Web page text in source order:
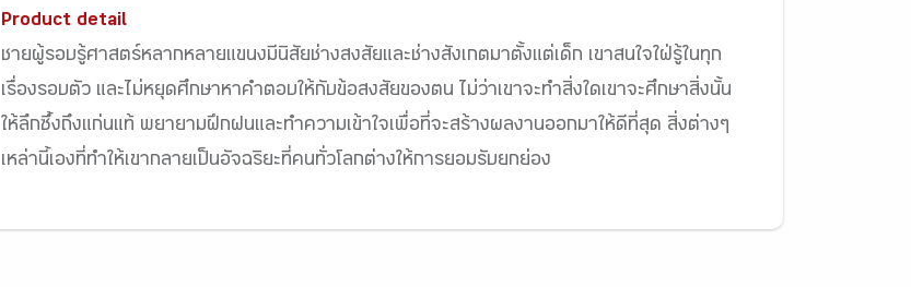
Product detail
ชายผู้รอบรู้ศาสตร์หลากหลายแขนงมีนิสัยช่างสงสัยและช่างสังเกตมาตั้งแต่เด็ก เขาสนใจใฝ่รู้ในทุก
เรื่องรอบตัว และไม่หยุดศึกษาหาคำตอบให้กับข้อสงสัยของตน ไม่ว่าเขาจะทำสิ่งใดเขาจะศึกษาสิ่งนั้น
ให้ลึกซึ้งถึงแก่นแท้ พยายามฝึกฝนและทำความเข้าใจเพื่อที่จะสร้างผลงานออกมาให้ดีที่สุด สิ่งต่างๆ
เหล่านี้เองที่ทำให้เขากลายเป็นอัจฉริยะที่คนทั่วโลกต่างให้การยอมรับยกย่อง